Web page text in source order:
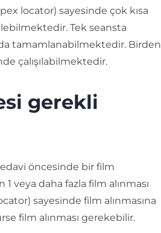
locator) sayesinde çok kısa
Tek seansta
tamamlanabilmektedir. Birden
çalışılabilmektedir.
gerekli
öncesinde bir film
veya daha fazla film alınması
sayesinde film alınmasına
film alınması gerekebilir.